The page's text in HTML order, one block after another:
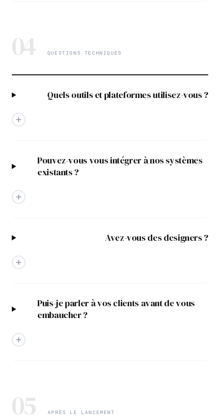
04 QUESTIONS TECHNIQUES
Quels outils et plateformes utilisez-vous ?
Pouvez-vous vous intégrer à nos systèmes
existants ?
Avez-vous des designers ?
Puis-je parler à vos clients avant de vous
embaucher ?
05 APRÈS LE LANCEMENT